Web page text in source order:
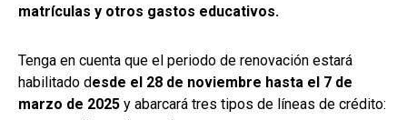
matrículas y otros gastos educativos.
Tenga en cuenta que el periodo de renovación estará
habilitado desde el 28 de noviembre hasta el 7 de
marzo de 2025 y abarcará tres tipos de líneas de crédito: